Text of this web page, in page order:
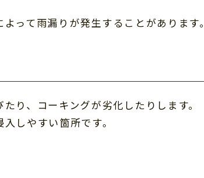
って雨漏りが発生することがあります。
り、コーキングが劣化したりします。
しやすい箇所です。